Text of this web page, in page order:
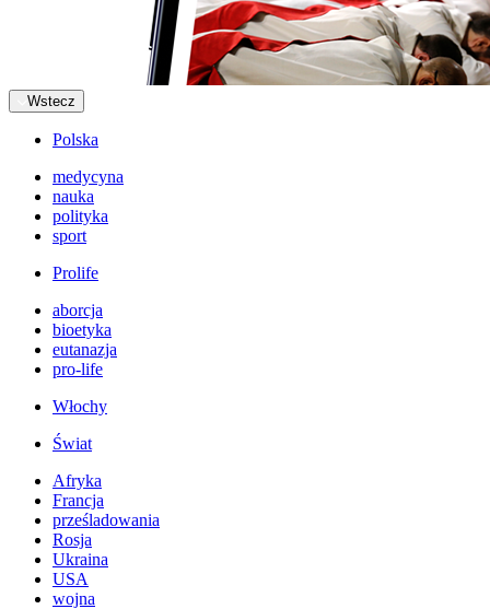
Wstecz
Polska
medycyna
nauka
polityka
sport
Prolife
aborcja
bioetyka
eutanazja
pro-life
Włochy
Świat
Afryka
Francja
prześladowania
Rosja
Ukraina
USA
wojna